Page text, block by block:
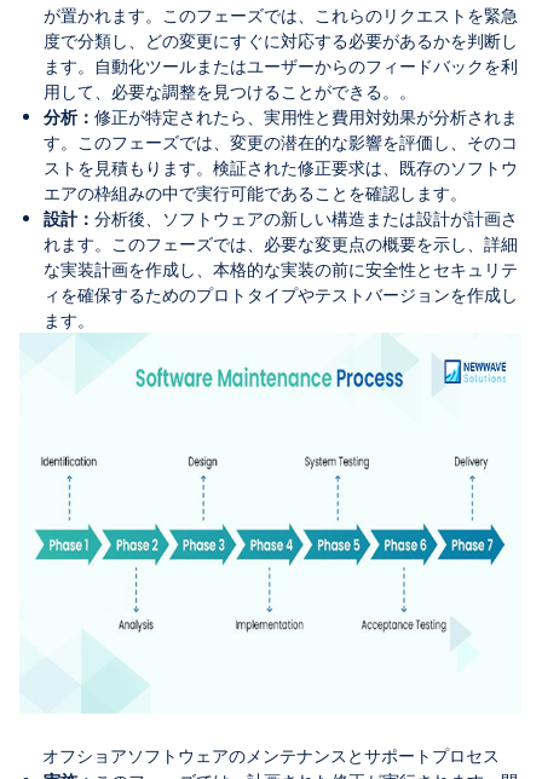
が置かれます。このフェーズでは、これらのリクエストを緊急
度で分類し、どの変更にすぐに対応する必要があるかを判断し
ます。自動化ツールまたはユーザーからのフィードバックを利
用して、必要な調整を見つけることができる。。
分析： 修正が特定されたら、実用性と費用対効果が分析されま
す。このフェーズでは、変更の潜在的な影響を評価し、そのコ
ストを見積もります。検証された修正要求は、既存のソフトウ
エアの枠組みの中で実行可能であることを確認します。
設計： 分析後、ソフトウェアの新しい構造または設計が計画さ
れます。このフェーズでは、必要な変更点の概要を示し、詳細
な実装計画を作成し、本格的な実装の前に安全性とセキュリテ
ィを確保するためのプロトタイプやテストバージョンを作成し
ます。
オフショアソフトウェアのメンテナンスとサポートプロセス